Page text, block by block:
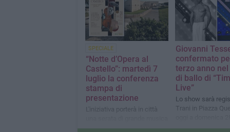
SPECIALE
“Notte d’Opera al
Castello”: martedì 7
luglio la conferenza
stampa di
presentazione
L'iniziativa porterà in città
con la Apulia Sinfonietta
Giovanni
confermato
terzo anno
di ballo di
Live”
Lo show sarà
Trani in Piazza
oggi a domenica